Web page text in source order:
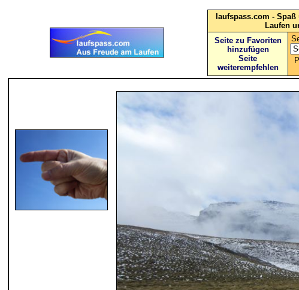
laufspass.com -
Laufen
Seite zu Favoriten
hinzufügen
Seite
weiterempfehlen